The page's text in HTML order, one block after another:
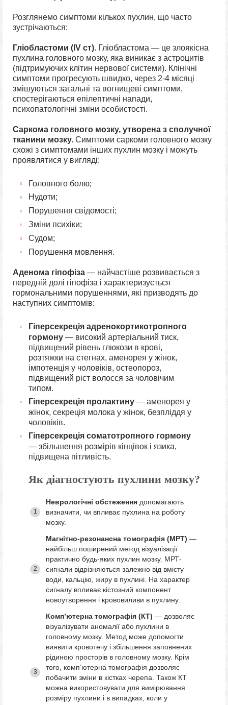
Розглянемо симптоми кількох пухлин, що часто
зустрічаються:
Гліобластоми (IV ст). Гліобластома — це злоякісна
пухлина головного мозку, яка виникає з астроцитів
(підтримуючих клітин нервової системи). Клінічні
симптоми прогресують швидко, через 2-4 місяці
змішуються загальні та вогнищеві симптоми,
спостерігаються епілептичні напади,
психопатологічні зміни особистості.
Саркома головного мозку, утворена з сполучної
тканини мозку. Симптоми саркоми головного мозку
схожі з симптомами інших пухлин мозку і можуть
проявлятися у вигляді:
Головного болю;
Нудоти;
Порушення свідомості;
Зміни психіки;
Судом;
Порушення мовлення.
Аденома гіпофіза — найчастіше розвивається з
передній долі гіпофіза і характеризується
гормональними порушеннями, які призводять до
наступних симптомів:
Гіперсекреція адренокортикотропного
гормону— високий артеріальний тиск,
підвищений рівень глюкози в крові,
розтяжки на стегнах, аменорея у жінок,
імпотенція у чоловіків, остеопороз,
підвищений ріст волосся за чоловічим
типом.
Гіперсекреція пролактину— аменорея у
жінок, секреція молока у жінок, безпліддя у
чоловіків.
Гіперсекреція соматотропного гормону
— збільшення розмірів кінцівок і язика,
підвищена пітливість.
Як діагностують пухлини мозку?
Неврологічні обстеження допомагають
визначити, чи впливає пухлина на роботу
мозку.
Магнітно-резонансна томографія (МРТ) —
найбільш поширений метод візуалізації
практично будь-яких пухлин мозку. МРТ-
сигнали відрізняються залежно від вмісту
води, кальцію, жиру в пухлині. На характер
сигналу впливає кістозний компонент
новоутворення і крововиливи в пухлину.
Комп’ютерна томографія (КТ) — дозволяє
візуалізувати аномалії або пухлини в
головному мозку. Метод може допомогти
виявити кровотечу і збільшення заповнених
рідиною просторів в головному мозку. Крім
того, комп’ютерна томографія дозволяє
побачити зміни в кістках черепа. Також КТ
можна використовувати для вимірювання
розміру пухлини і в випадках, коли у